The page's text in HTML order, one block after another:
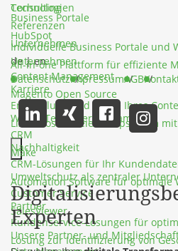
Business Portale
Individuelle Business Portale und
Content Management
Entwicklung und Pflege Ihres
CRM
CRM-Lösungen für Ihr
Customer Service
Kundenservice-Lösungen für
Technologien
HubSpot
All-in-one Plattform für effiziente
Magento Open Source
Lizenzkostenfreies Shopsystem
Make
Automation Software für optimale
SalesViewer
Lösung zur Identifizierung von
Consulting
Referenzen
Unternehmen
Unternehmen
Karriere
Werde Teil unseres Teams
Nachhaltigkeit
Umweltschutz als zentraler
Partner
Unsere Partner- und
de|en
DatenschutzImpressumAGB
Hauptmenü schließen
Experten